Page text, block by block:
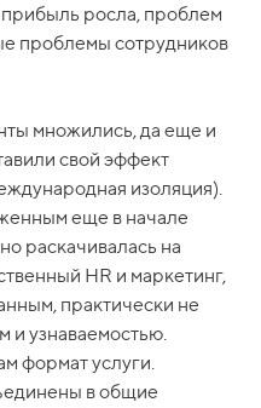
прибыль росла, проблем
проблемы сотрудников
множились, да еще и
свой эффект
изоляция).
еще в начале
раскачивалась на
HR и маркетинг,
практически не
и узнаваемостью.
формат услуги.
в общие